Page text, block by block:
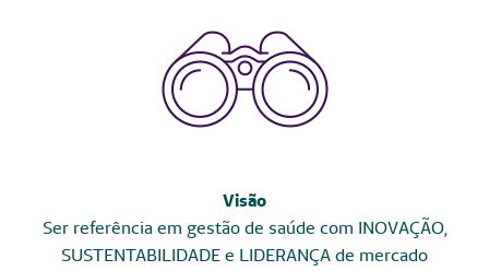
Visão
Ser referência em gestão de saúde com INOVAÇÃO,
SUSTENTABILIDADE e LIDERANÇA de mercado